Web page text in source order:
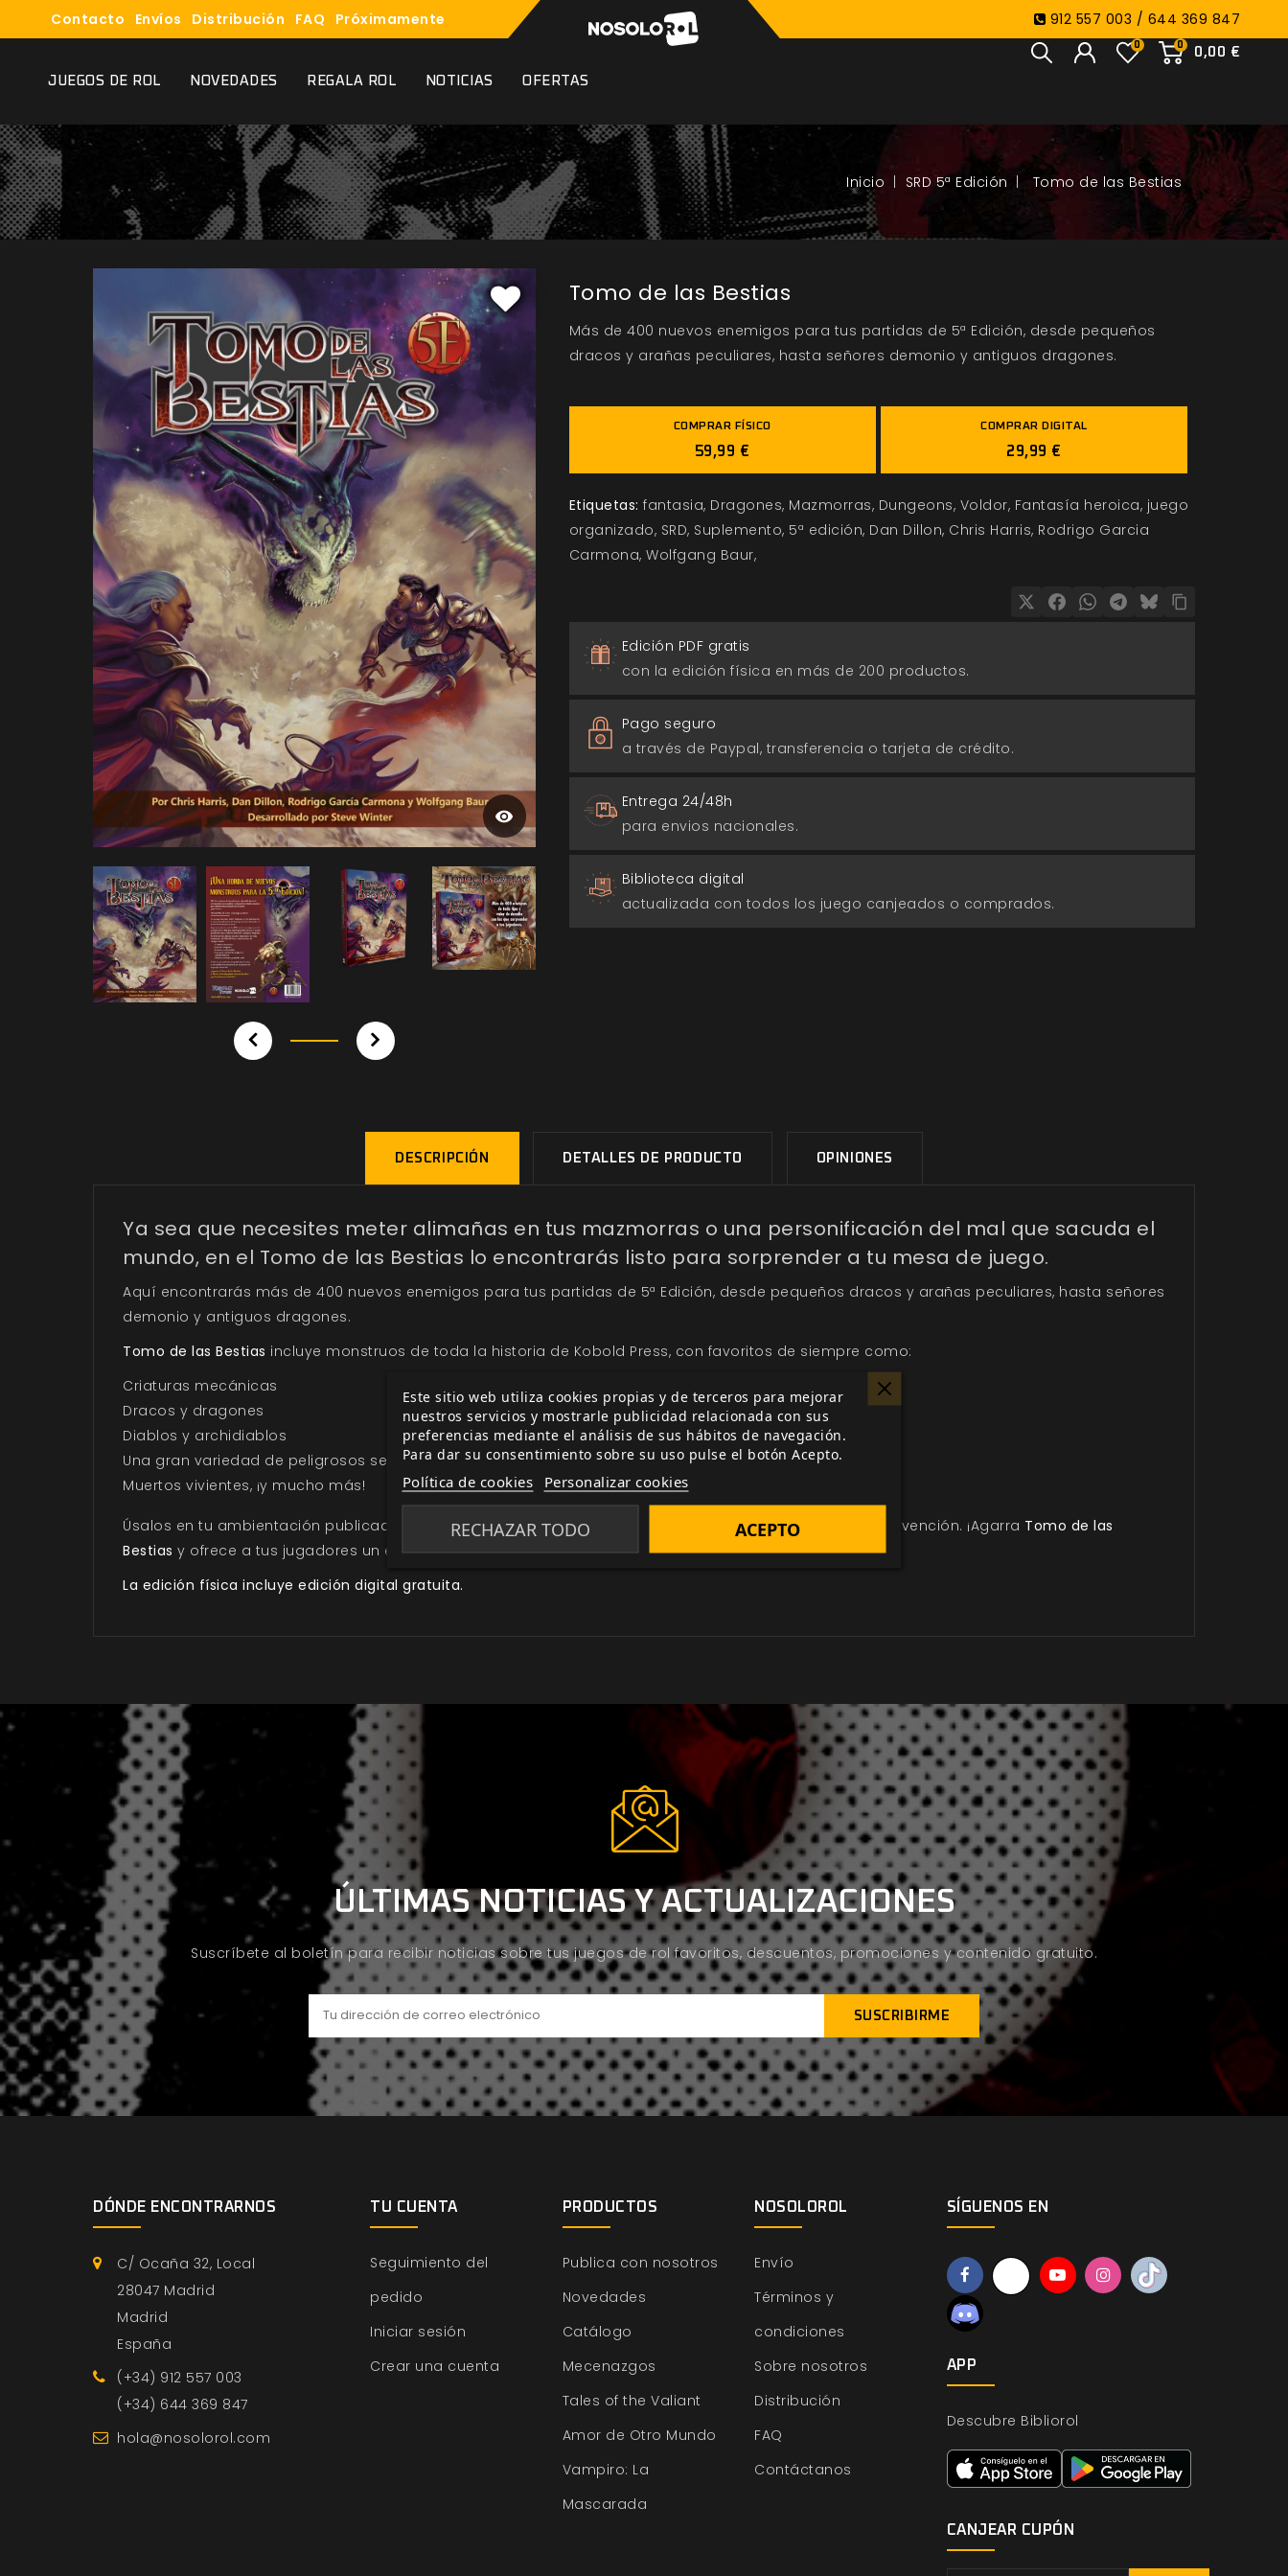
Contacto Envíos Distribución FAQ Próximamente 912 557 003 / 644 369 847
0
0,00 €
0
JUEGOS DE ROL NOVEDADES REGALA ROL NOTICIAS OFERTAS
SRD 5ª Edición Tomo de las Bestias
Tomo de las Bestias
Más de 400 nuevos enemigos para tus partidas de 5ª Edición, desde pequeños
dracos y arañas peculiares, hasta señores demonio y antiguos dragones.
COMPRAR FÍSICO
59,99 €
COMPRAR DIGITAL
29,99 €
Etiquetas: fantasia Dragones Mazmorras Dungeons Voldor Fantasía heroica juego
organizado SRD Suplemento 5ª edición Dan Dillon Chris Harris Rodrigo Garcia
Carmona Wolfgang Baur
Edición PDF gratis
con la edición física en más de 200 productos.
Pago seguro
a través de Paypal, transferencia o tarjeta de crédito.
Entrega 24/48h
para envios nacionales.
Biblioteca digital
actualizada con todos los juego canjeados o comprados.
DESCRIPCIÓN DETALLES DE PRODUCTO OPINIONES
Ya sea que necesites meter alimañas en tus mazmorras o una personificación del mal que sacuda el
mundo, en el Tomo de las Bestias lo encontrarás listo para sorprender a tu mesa de juego.
Aquí encontrarás más de 400 nuevos enemigos para tus partidas de 5ª Edición, desde pequeños dracos y arañas peculiares, hasta señores
demonio y antiguos dragones.
Tomo de las Bestias incluye monstruos de toda la historia de Kobold Press, con favoritos de siempre como:
Criaturas mecánicas
Dracos y dragones
Diablos y archidiablos
Una gran variedad de peligrosos señores feéricos
Muertos vivientes, ¡y mucho más!
Úsalos en tu ambientación publicada favorita, o para poblar las mazmorras en un mundo de tu propia invención. ¡Agarra Tomo de las
Bestias y ofrece a tus jugadores un encuentro que tardarán en olvidar!
La edición física incluye edición digital gratuita.
ÚLTIMAS NOTICIAS Y ACTUALIZACIONES
Suscríbete al boletín para recibir noticias sobre tus juegos de rol favoritos, descuentos, promociones y contenido gratuito.
DÓNDE ENCONTRARNOS
C/ Ocaña 32, Local
28047 Madrid
Madrid
España
(+34) 912 557 003
(+34) 644 369 847
hola@nosolorol.com
TU CUENTA
Seguimiento del
pedido
Iniciar sesión
Crear una cuenta
PRODUCTOS
Publica con nosotros
Novedades
Catálogo
Mecenazgos
Tales of the Valiant
Amor de Otro Mundo
Vampiro: La
Mascarada
NOSOLOROL
Envío
Términos y
condiciones
Sobre nosotros
Distribución
FAQ
Contáctanos
SÍGUENOS EN
Este sitio web utiliza cookies propias y de terceros para mejorar
nuestros servicios y mostrarle publicidad relacionada con sus
preferencias mediante el análisis de sus hábitos de navegación.
Para dar su consentimiento sobre su uso pulse el botón Acepto.
Política de cookies Personalizar cookies
RECHAZAR TODO ACEPTO
APP
Descubre Bibliorol
CANJEAR CUPÓN